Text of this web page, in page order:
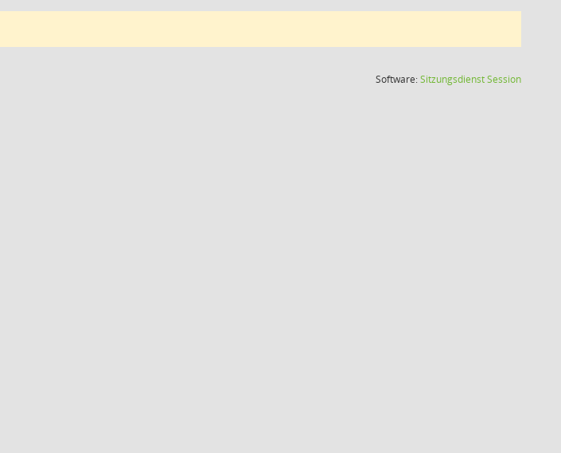
Software:SitzungsdienstSession(Wird in